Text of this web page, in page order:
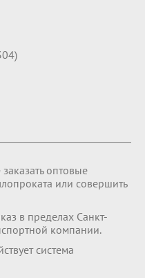
оптовые
или совершить
в пределах Санкт-
компании.
система